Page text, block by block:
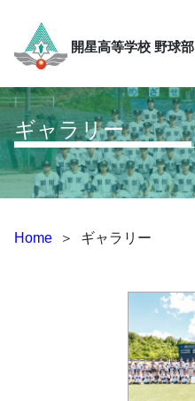
開星高等学校 野球部
ギャラリー
Home ＞ ギャラリー